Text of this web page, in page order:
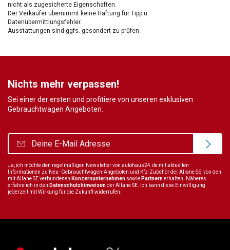
nicht als zugesicherte Eigenschaften.
Der Verkäufer übernimmt keine Haftung für Tipp u.
Datenübermittlungsfehler.
Ausstattungen sind ggfs. gesondert zu prüfen.
Nichts mehr verpassen!
Sei einer der ersten und profitiere von unseren exklusiven
Gebrauchtwagen Angeboten.
Ja, ich möchte den regelmäßigen Newsletter von autohaus24.de mit aktuellen
Informationen zu Neu- Gebrauchtwagen-Angeboten und Kfz-Zubehör der Allane SE, von den
mit Allane SE verbundenen Konzernunternehmen sowie Partnernerhalten. Näheres
erfahre ich in den Datenschutzhinweisender Allane SE. Ich kann diese Einwilligung
jederzeit mit Wirkung für die Zukunft widerrufen.